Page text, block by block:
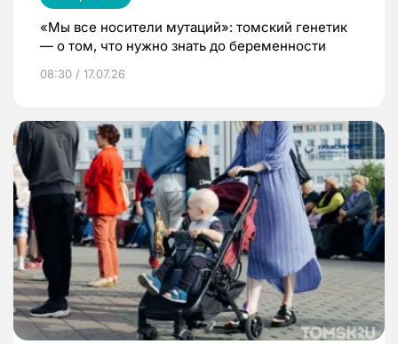
«Мы все носители мутаций»: томский генетик
— о том, что нужно знать до беременности
08:30 / 17.07.26